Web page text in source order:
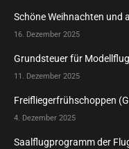
Schöne Weihnachten und
16. Dezember 2025
Grundsteuer für
11. Dezember 2025
Freifliegerfrühschoppen
4. Dezember 2025
Saalflugprogramm der